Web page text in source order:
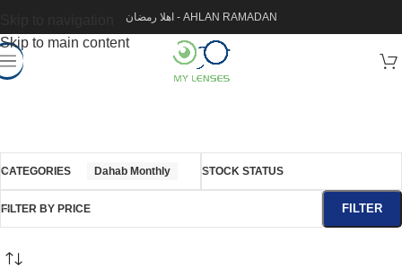
Skip to main content
اهلا رمضان - AHLAN RAMADAN
CATEGORIES Dahab Monthly STOCK STATUS
FILTER BY PRICE FILTER